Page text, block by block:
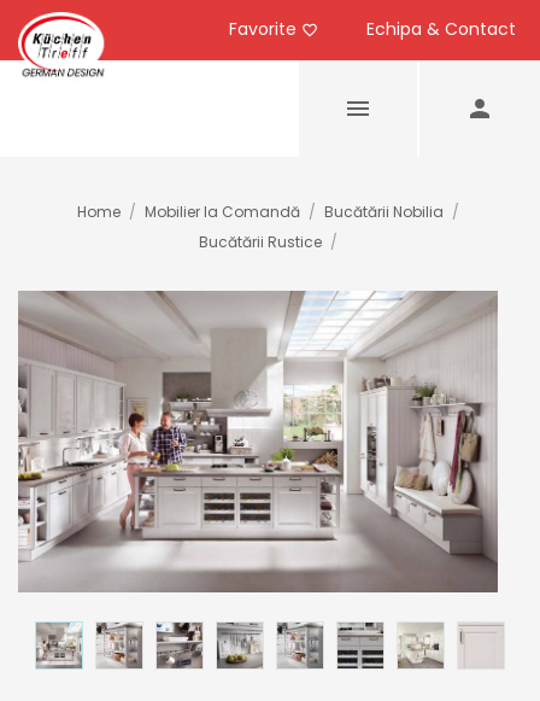
Echipa & Contact
Favorite
Home / Mobilier la Comandă / Bucătării Nobilia /
Bucătării Rustice /